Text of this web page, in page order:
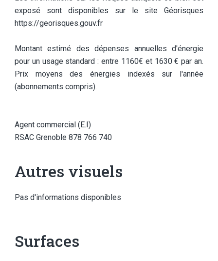
exposé sont disponibles sur le site Géorisques
https://georisques.gouv.fr
Montant estimé des dépenses annuelles d'énergie
pour un usage standard : entre 1160€ et 1630 € par an.
Prix moyens des énergies indexés sur l'année
(abonnements compris).
Agent commercial (E.I)
RSAC Grenoble 878 766 740
Autres visuels
Pas d'informations disponibles
Surfaces